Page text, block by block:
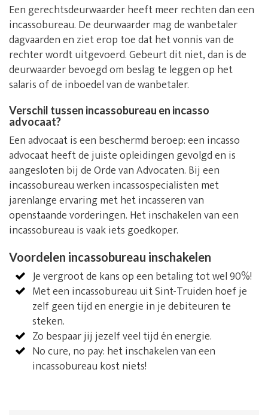
Een gerechtsdeurwaarder heeft meer rechten dan een
incassobureau. De deurwaarder mag de wanbetaler
dagvaarden en ziet erop toe dat het vonnis van de
rechter wordt uitgevoerd. Gebeurt dit niet, dan is de
deurwaarder bevoegd om beslag te leggen op het
salaris of de inboedel van de wanbetaler.
Verschil tussen incassobureau en incasso
advocaat?
Een advocaat is een beschermd beroep: een incasso
advocaat heeft de juiste opleidingen gevolgd en is
aangesloten bij de Orde van Advocaten. Bij een
incassobureau werken incassospecialisten met
jarenlange ervaring met het incasseren van
openstaande vorderingen. Het inschakelen van een
incassobureau is vaak iets goedkoper.
Voordelen incassobureau inschakelen
Je vergroot de kans op een betaling tot wel 90%!
Met een incassobureau uit Sint-Truiden hoef je
zelf geen tijd en energie in je debiteuren te
steken.
Zo bespaar jij jezelf veel tijd én energie.
No cure, no pay: het inschakelen van een
incassobureau kost niets!